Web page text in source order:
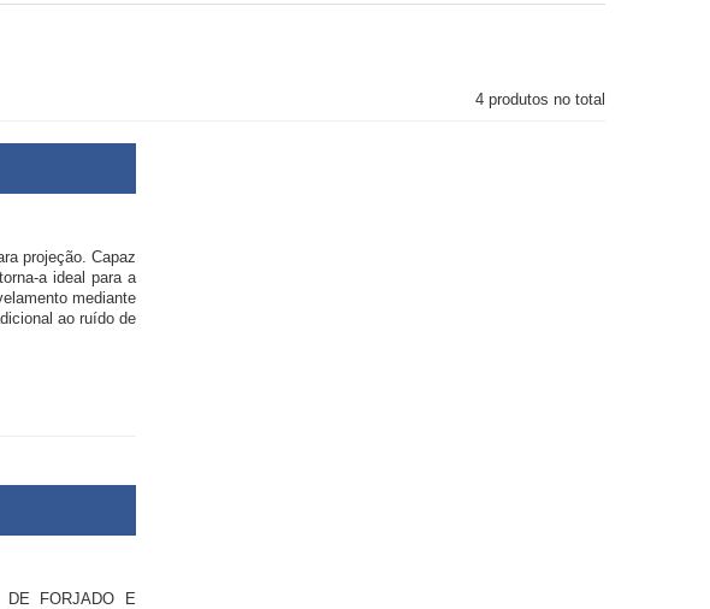
4 produtos no total
projeção. Capaz
a ideal para a
mediante
ao ruído de
DE FORJADO E